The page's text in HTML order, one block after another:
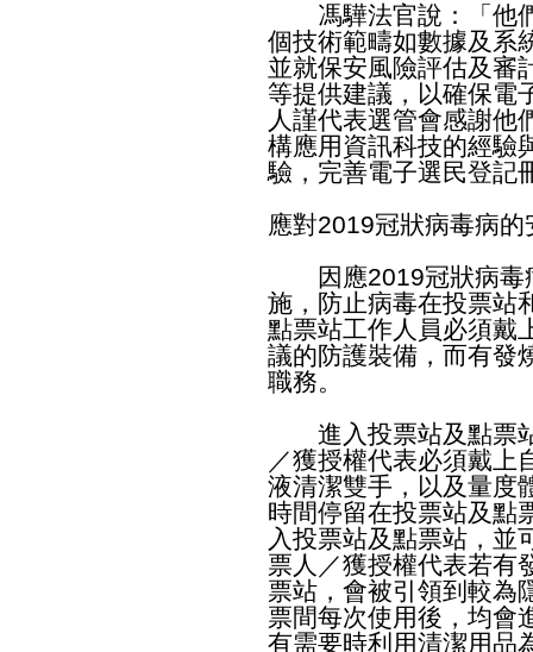
馮驊法官說：「他們
個技術範疇如數據及系
並就保安風險評估及審
等提供建議，以確保電
人謹代表選管會感謝他
構應用資訊科技的經驗
驗，完善電子選民登記
應對2019冠狀病毒病的
因應2019冠狀病毒
施，防止病毒在投票站
點票站工作人員必須戴
議的防護裝備，而有發
職務。
進入投票站及點票站
／獲授權代表必須戴上
液清潔雙手，以及量度
時間停留在投票站及點
入投票站及點票站，並
票人／獲授權代表若有
票站，會被引領到較為
票間每次使用後，均會
有需要時利用清潔用品